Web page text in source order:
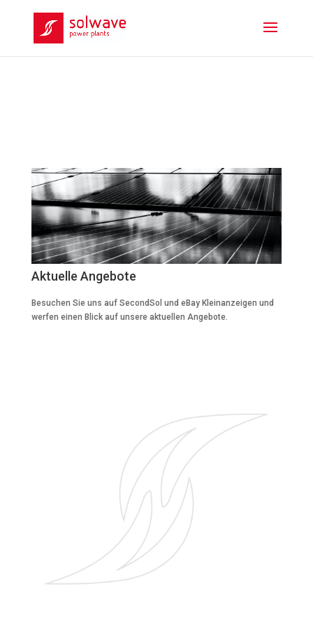
Aktuelle Angebote
Besuchen Sie uns auf SecondSol und eBay Kleinanzeigen und
werfen einen Blick auf unsere aktuellen Angebote.